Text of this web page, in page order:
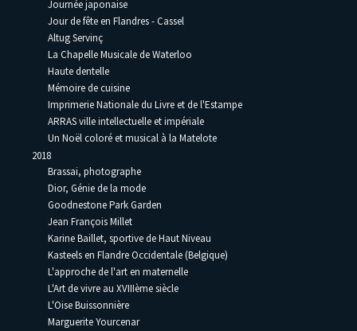
Journée japonaise
Jour de fête en Flandres - Cassel
Altug Servinç
La Chapelle Musicale de Waterloo
Haute dentelle
Mémoire de cuisine
Imprimerie Nationale du Livre et de l'Estampe
ARRAS ville intellectuelle et impériale
Un Noël coloré et musical à la Matelote
2018
Brassai, photographe
Dior, Génie de la mode
Goodnestone Park Garden
Jean François Millet
Karine Baillet, sportive de Haut Niveau
Kasteels en Flandre Occidentale (Belgique)
L'approche de l'art en maternelle
L'Art de vivre au XVIIIème siècle
L'Oise Buissonnière
Marguerite Yourcenar